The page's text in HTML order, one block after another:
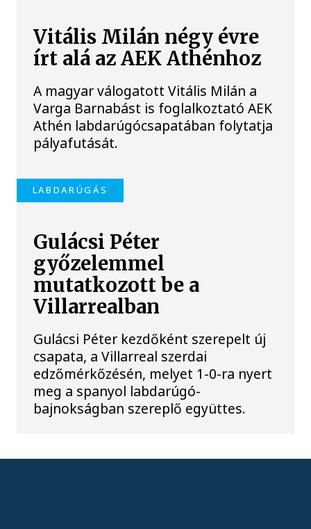
Vitális Milán négy évre
írt alá az AEK Athénhoz
A magyar válogatott Vitális Milán a
Varga Barnabást is foglalkoztató AEK
Athén labdarúgócsapatában folytatja
pályafutását.
LABDARÚGÁS
Gulácsi Péter
győzelemmel
mutatkozott be a
Villarrealban
Gulácsi Péter kezdőként szerepelt új
csapata, a Villarreal szerdai
edzőmérkőzésén, melyet 1-0-ra nyert
meg a spanyol labdarúgó-
bajnokságban szereplő együttes.